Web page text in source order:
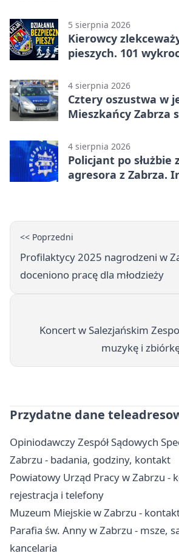
5 sierpnia 2026
Kierowcy
pieszych. 101
4 sierpnia 2026
Cztery oszustwa w
Mieszkańcy Zabrza
4 sierpnia 2026
Policjant po służbie
agresora z Zabrza.
<< Poprzedni
Profilaktycy 2025 nagrodzeni w
doceniono pracę dla młodzieży
Koncert w Salezjańskim
muzykę i
Przydatne dane
Opiniodawczy Zespół Sądowych
Zabrzu - badania, godziny, kontakt
Powiatowy Urząd Pracy w Zabrzu -
rejestracja i telefony
Muzeum Miejskie w Zabrzu -
Parafia św. Anny w Zabrzu - msze,
kancelaria